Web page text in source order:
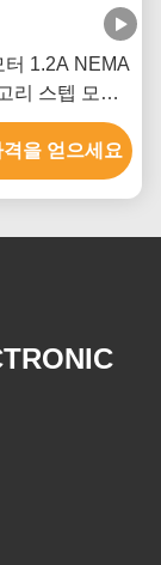
터 1.2A NEMA
리 스텝 모터
급
을 얻으세요